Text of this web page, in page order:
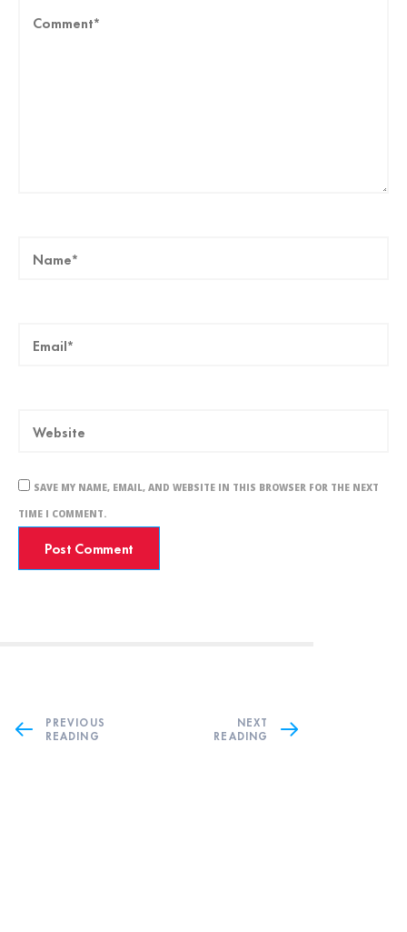
SAVE MY NAME, EMAIL, AND WEBSITE IN THIS BROWSER FOR THE NEXT
TIME I COMMENT.
PREVIOUS
READING
NEXT
READING